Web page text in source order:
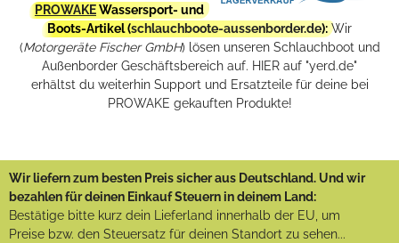
PROWAKEWassersport- und
Boots-Artikel (schlauchboote-aussenborder.de): Wir
(Motorgeräte Fischer GmbH) lösen unseren Schlauchboot und
Außenborder Geschäftsbereich auf. HIER auf "yerd.de"
erhältst du weiterhin Support und Ersatzteile für deine bei
PROWAKE gekauften Produkte!
Wir liefern zum besten Preis sicher aus Deutschland. Und wir
bezahlen für deinen Einkauf Steuern in deinem Land:
Bestätige bitte kurz dein Lieferland innerhalb der EU, um
Preise bzw. den Steuersatz für deinen Standort zu sehen...